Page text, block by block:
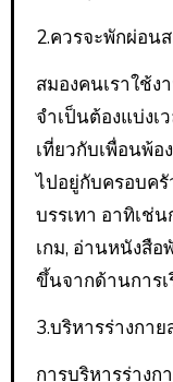
2.ควรจะพักผ่อน
สมองคนเราใช้
จำเป็นต้องแบ่งเ
เที่ยวกับเพื่อนพ้
ไปอยู่กับครอบครั
บรรเทา อาทิเช่น
เกม, อ่านหนังสือ
ขึ้นจากด้านการเ
3.บริหารร่างกา
การบริหารร่างก